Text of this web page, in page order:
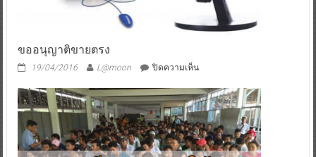
ขออนุญาติขายตรง
19/04/2016 L@moon ปิดความเห็นบน
อนุ
ญาติ
ขาย
ตรง